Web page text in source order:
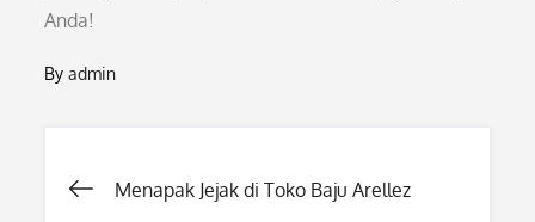
Anda!
Byadmin
Post
Menapak Jejak di Toko Baju Arellez